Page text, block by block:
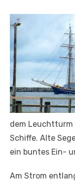
dem Leuchtturm
Schiffe. Alte
ein buntes Ein-
Am Strom